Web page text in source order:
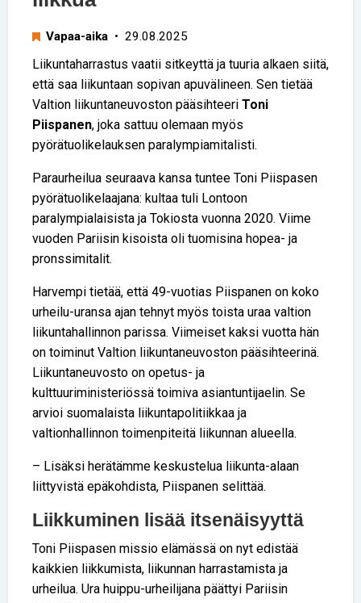
Vapaa-aika • 29.08.2025
Liikuntaharrastus vaatii sitkeyttä ja tuuria alkaen siitä,
että saa liikuntaan sopivan apuvälineen. Sen tietää
Valtion liikuntaneuvoston pääsihteeri Toni
Piispanen, joka sattuu olemaan myös
pyörätuolikelauksen paralympiamitalisti.
Paraurheilua seuraava kansa tuntee Toni Piispasen
pyörätuolikelaajana: kultaa tuli Lontoon
paralympialaisista ja Tokiosta vuonna 2020. Viime
vuoden Pariisin kisoista oli tuomisina hopea- ja
pronssimitalit.
Harvempi tietää, että 49-vuotias Piispanen on koko
urheilu-uransa ajan tehnyt myös toista uraa valtion
liikuntahallinnon parissa. Viimeiset kaksi vuotta hän
on toiminut Valtion liikuntaneuvoston pääsihteerinä.
Liikuntaneuvosto on opetus- ja
kulttuuriministeriössä toimiva asiantuntijaelin. Se
arvioi suomalaista liikuntapolitiikkaa ja
valtionhallinnon toimenpiteitä liikunnan alueella.
– Lisäksi herätämme keskustelua liikunta-alaan
liittyvistä epäkohdista, Piispanen selittää.
Liikkuminen lisää itsenäisyyttä
Toni Piispasen missio elämässä on nyt edistää
kaikkien liikkumista, liikunnan harrastamista ja
urheilua. Ura huippu-urheilijana päättyi Pariisin